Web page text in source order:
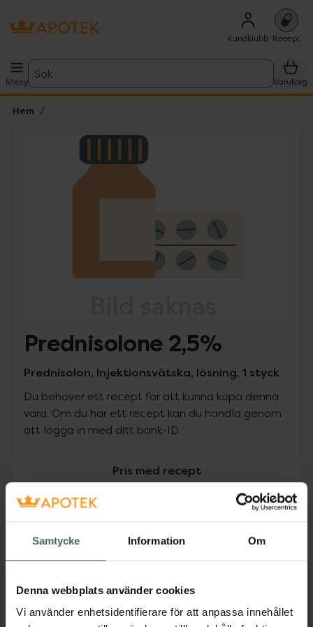
Samtycke Information Om
Denna webbplats använder cookies
Vi använder enhetsidentifierare för att anpassa innehållet
Kundklubb Recept
Meny
Sök
Varukorg
Hem
Lista: . Innehåller 1 objekt.
Prednisolone 2,5%
Prednisolon, Injektionsvätska, lösning, 1 styck
Du behöver ett recept för att kunna köpa denna
vara. Om du har ett recept kan du handla genom
att logga in med ditt bank-ID.
Pris med recept
0 kr